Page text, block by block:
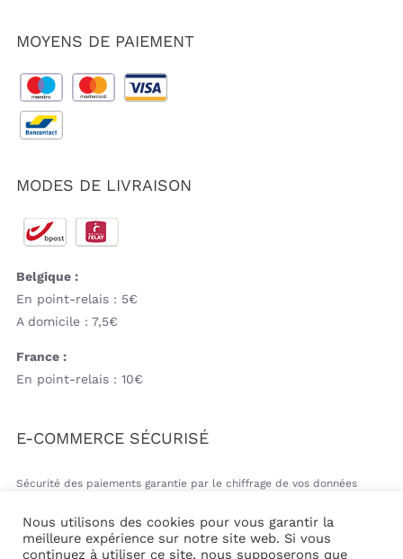
MOYENS DE PAIEMENT
MODES DE LIVRAISON
Belgique :
En point-relais : 5€
A domicile : 7,5€
France :
En point-relais : 10€
E-COMMERCE SÉCURISÉ
Sécurité des paiements garantie par le chiffrage de vos données
Nous utilisons des cookies pour vous garantir la
meilleure expérience sur notre site web. Si vous
continuez à utiliser ce site, nous supposerons que